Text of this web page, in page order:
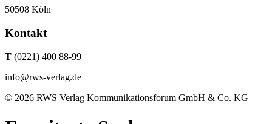
50508 Köln
Kontakt
T (0221) 400 88-99
info@rws-verlag.de
© 2026 RWS Verlag Kommunikationsforum GmbH & Co. KG